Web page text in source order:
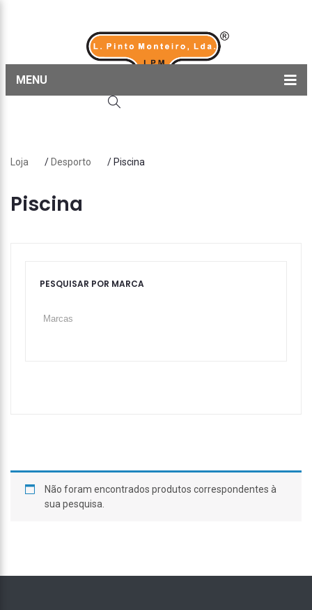
MENU
Sobre nós
Blog
Loja / Desporto / Piscina
Piscina
PESQUISAR POR MARCA
Não foram encontrados produtos correspondentes à
sua pesquisa.